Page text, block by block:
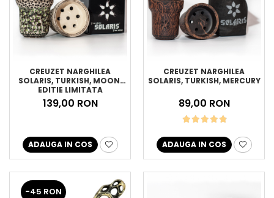
CREUZET NARGHILEA
SOLARIS, TURKISH, MOON,
EDITIE LIMITATA
139,00 RON
ADAUGA IN COS
CREUZET NARGHILEA
SOLARIS, TURKISH, MERCURY
89,00 RON
ADAUGA IN COS
-45 RON